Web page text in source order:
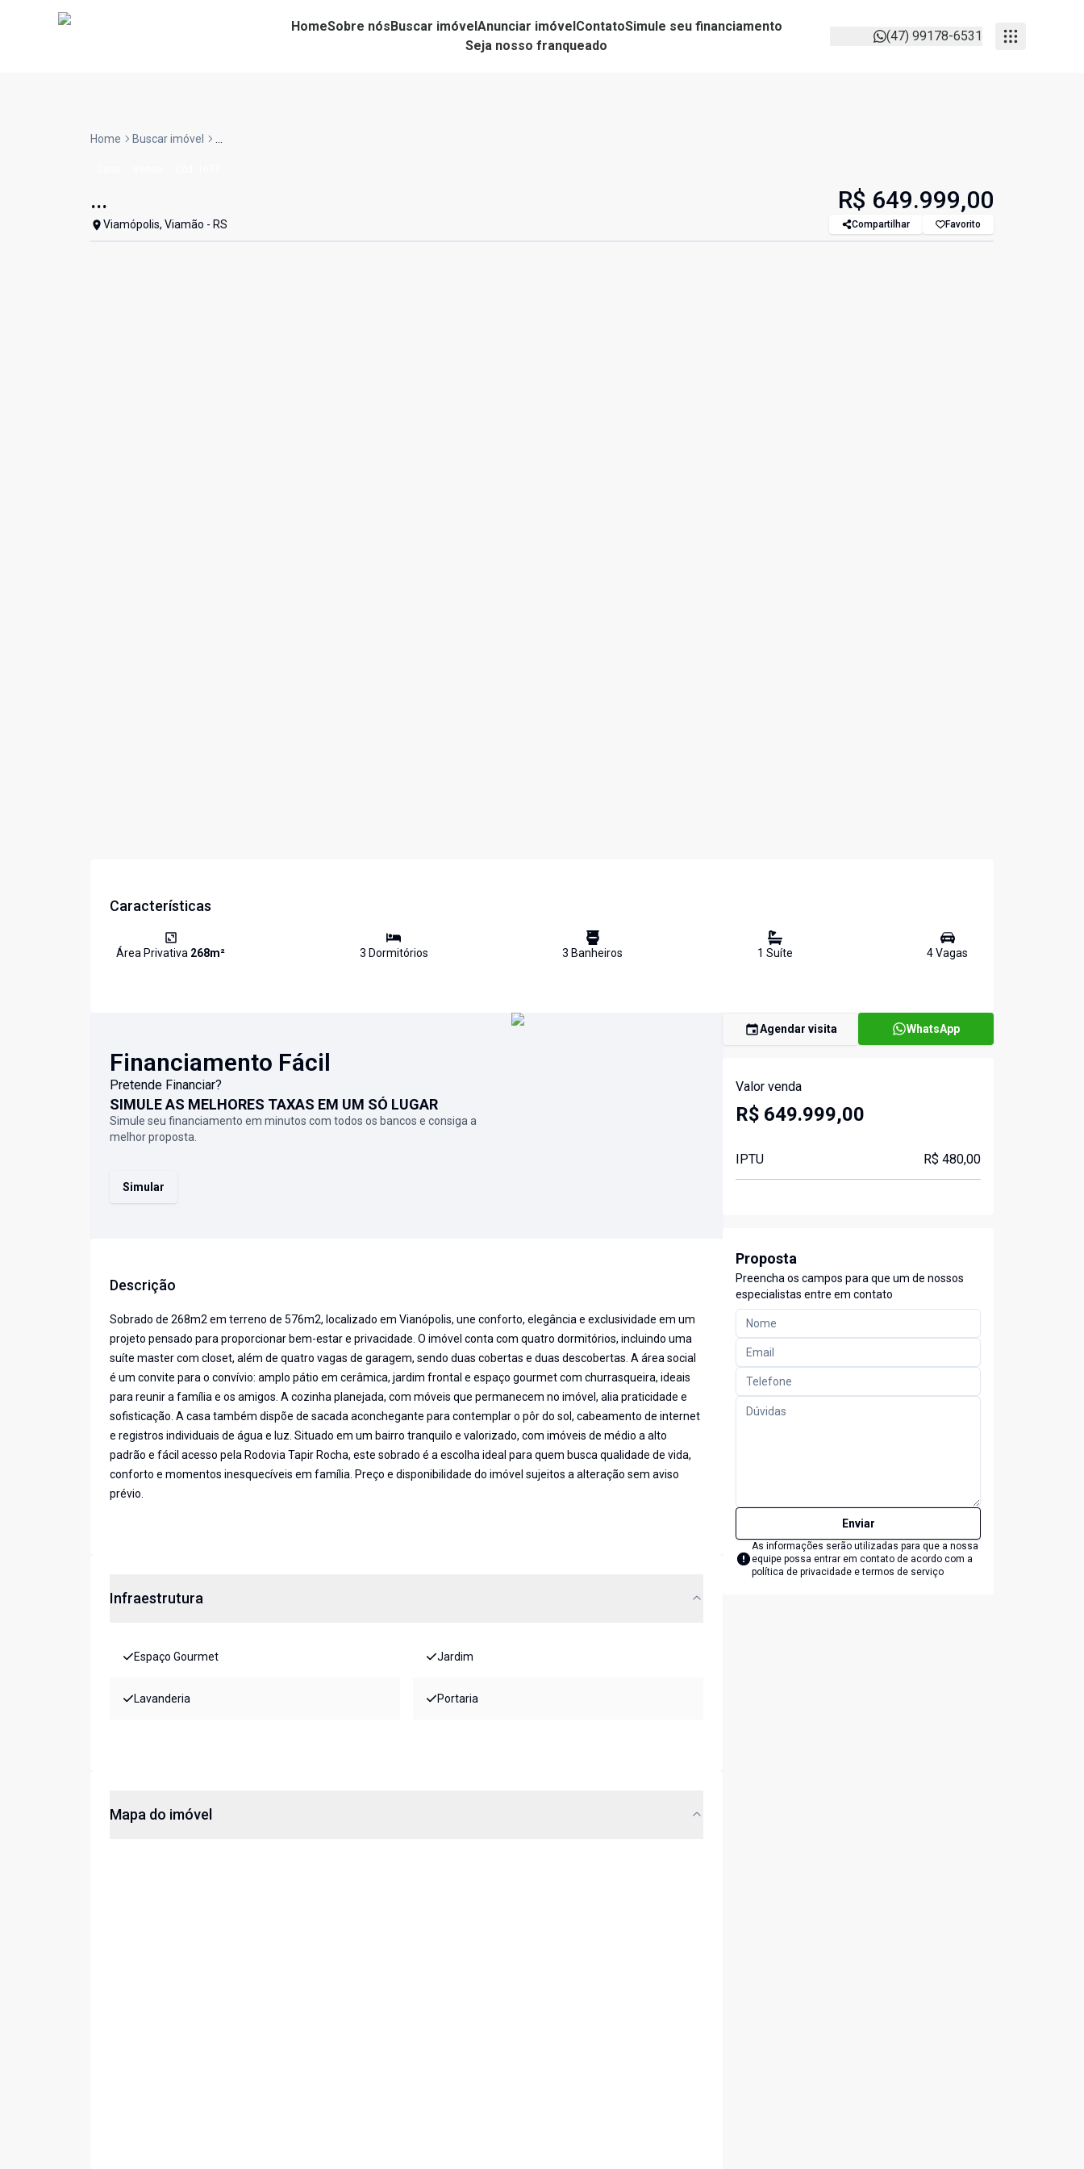
HomeSobre nósBuscar imóvelAnunciar imóvelContatoSimule seu financiamento
Seja nosso franqueado
(47) 99178-6531
Home Buscar imóvel ...
...
Viamópolis, Viamão - RS
R$ 649.999,00
Compartilhar Favorito
Características
Área Privativa 268m² 3 Dormitórios 3 Banheiros 1 Suíte 4Vagas
Financiamento Fácil
Pretende Financiar?
SIMULE AS MELHORES TAXAS EM UM SÓ LUGAR
Simule seu financiamento em minutos com todos os bancos e consiga a
melhor proposta.
Simular
Descrição
Sobrado de 268m2 em terreno de 576m2, localizado em Vianópolis, une conforto, elegância e exclusividade em um
projeto pensado para proporcionar bem-estar e privacidade. O imóvel conta com quatro dormitórios, incluindo uma
suíte master com closet, além de quatro vagas de garagem, sendo duas cobertas e duas descobertas. A área social
é um convite para o convívio: amplo pátio em cerâmica, jardim frontal e espaço gourmet com churrasqueira, ideais
para reunir a família e os amigos. A cozinha planejada, com móveis que permanecem no imóvel, alia praticidade e
sofisticação. A casa também dispõe de sacada aconchegante para contemplar o pôr do sol, cabeamento de internet
e registros individuais de água e luz. Situado em um bairro tranquilo e valorizado, com imóveis de médio a alto
padrão e fácil acesso pela Rodovia Tapir Rocha, este sobrado é a escolha ideal para quem busca qualidade de vida,
conforto e momentos inesquecíveis em família. Preço e disponibilidade do imóvel sujeitos a alteração sem aviso
prévio.
Infraestrutura
Espaço Gourmet Jardim
Lavanderia Portaria
Mapa do imóvel
Agendar visita WhatsApp
Valor venda
R$ 649.999,00
IPTU R$ 480,00
Proposta
Preencha os campos para que um de nossos
especialistas entre em contato
Enviar
As informações serão utilizadas para que a nossa
equipe possa entrar em contato de acordo com a
política de privacidade e termos de serviço